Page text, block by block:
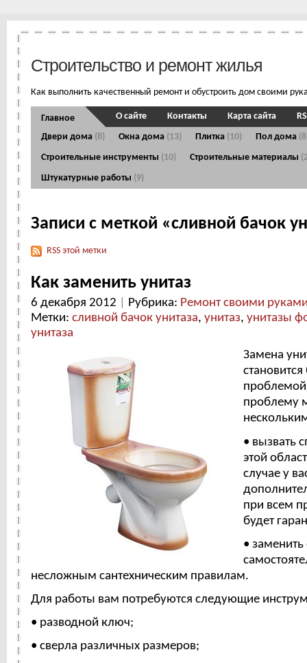
Строительство и ремонт жилья
Как выполнить качественный ремонт и обустроить дом своими
Главное
Двери дома (8) Окна дома (13) Плитка (10) Пол дома
Строительные инструменты (10) Строительные материалы
Штукатурные работы (9)
О сайте Контакты Карта сайта
Записи с меткой «сливной бачок
RSS этой метки
Как заменить унитаз
6 декабря 2012 Рубрика: Ремонт своими
Метки: сливной бачок унитаза, унитаз, унитазы
унитаза
Замена
проблему
• вызвать
этой
случае у
при всем
будет
• заменить
несложным сантехническим правилам.
Для работы вам потребуются следующие
• разводной ключ;
• сверла различных размеров;